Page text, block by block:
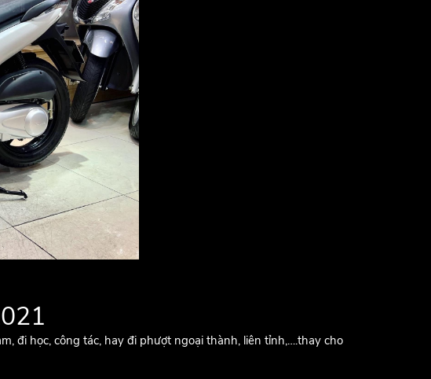
đi học, công tác, hay đi phượt ngoại thành, liên tỉnh,….thay cho